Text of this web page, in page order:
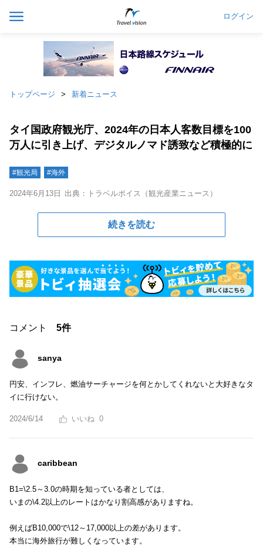
ログイン
トップページ 新着ニュース
タイ国政府観光庁、2024年の日本人客数目標を100
万人に引き上げ、デジタルノマド誘致など積極的に
#観光局 #海外
2024年6月13日 出典：トラベルボイス（観光産業ニュース）
続きを読む
コメント 5件
sanya
円安、インフレ、燃油サーチャージを何とかしてくれないと大好きなタ
イに行けない。
2024/6/14 0
caribbean
B1=\2.5～3.0の時期を知っている者としては、
いまの\4.2以上のレートはかなり割高感がありますね。
例えばB10,000で\12～17,000以上の差があります。
本当に海外旅行が難しくなっています。